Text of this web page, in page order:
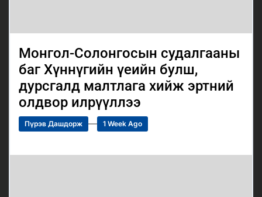
Монгол-Солонгосын судалгааны
баг Хүннүгийн үеийн булш,
дурсгалд малтлага хийж эртний
олдвор илрүүллээ
Пүрэв Дашдорж 1 Week Ago